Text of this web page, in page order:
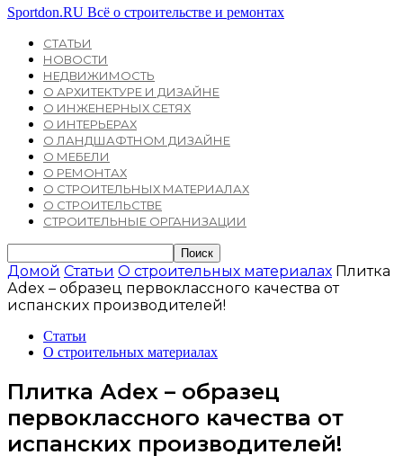
Sportdon.RU Всё о строительстве и ремонтах
СТАТЬИ
НОВОСТИ
НЕДВИЖИМОСТЬ
О АРХИТЕКТУРЕ И ДИЗАЙНЕ
О ИНЖЕНЕРНЫХ СЕТЯХ
О ИНТЕРЬЕРАХ
О ЛАНДШАФТНОМ ДИЗАЙНЕ
О МЕБЕЛИ
О РЕМОНТАХ
О СТРОИТЕЛЬНЫХ МАТЕРИАЛАХ
О СТРОИТЕЛЬСТВЕ
СТРОИТЕЛЬНЫЕ ОРГАНИЗАЦИИ
Домой Статьи О строительных материалах Плитка
Аdex – образец первоклассного качества от
испанских производителей!
Статьи
О строительных материалах
Плитка Аdex – образец
первоклассного качества от
испанских производителей!